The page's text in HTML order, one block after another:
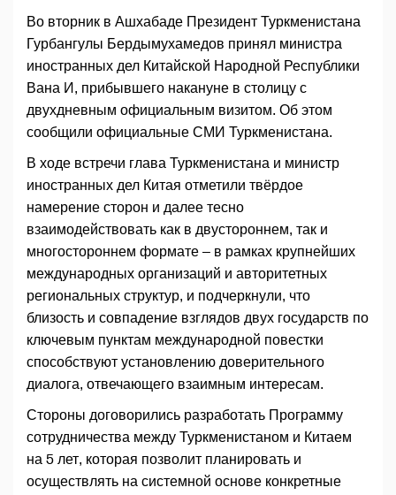
Во вторник в Ашхабаде Президент Туркменистана
Гурбангулы Бердымухамедов принял министра
иностранных дел Китайской Народной Республики
Вана И, прибывшего накануне в столицу с
двухдневным официальным визитом. Об этом
сообщили официальные СМИ Туркменистана.
В ходе встречи глава Туркменистана и министр
иностранных дел Китая отметили твёрдое
намерение сторон и далее тесно
взаимодействовать как в двустороннем, так и
многостороннем формате – в рамках крупнейших
международных организаций и авторитетных
региональных структур, и подчеркнули, что
близость и совпадение взглядов двух государств по
ключевым пунктам международной повестки
способствуют установлению доверительного
диалога, отвечающего взаимным интересам.
Стороны договорились разработать Программу
сотрудничества между Туркменистаном и Китаем
на 5 лет, которая позволит планировать и
осуществлять на системной основе конкретные